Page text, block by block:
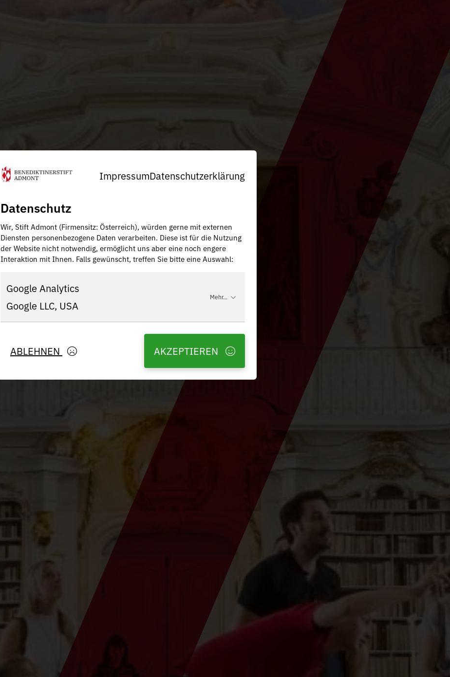
ImpressumDatenschutzerklärung
Datenschutz
Wir, Stift Admont (Firmensitz: Österreich), würden gerne mit externen
Diensten personenbezogene Daten verarbeiten. Diese ist für die Nutzung
der Website nicht notwendig, ermöglicht uns aber eine noch engere
Interaktion mit Ihnen. Falls gewünscht, treffen Sie bitte eine Auswahl:
Google Analytics
Google LLC, USA
Mehr...
ABLEHNEN AKZEPTIEREN